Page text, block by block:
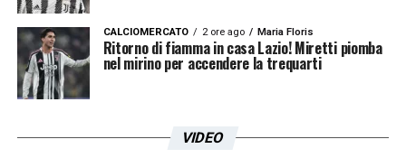
tenuto il braccio così largo? Stai portando a
casa un risultato, poi perdi per un
dettaglio.
CALCIOMERCATO 2 ore ago Maria Floris
Ritorno di fiamma in casa Lazio! Miretti piomba
nel mirino per accendere la trequarti
VIDEO